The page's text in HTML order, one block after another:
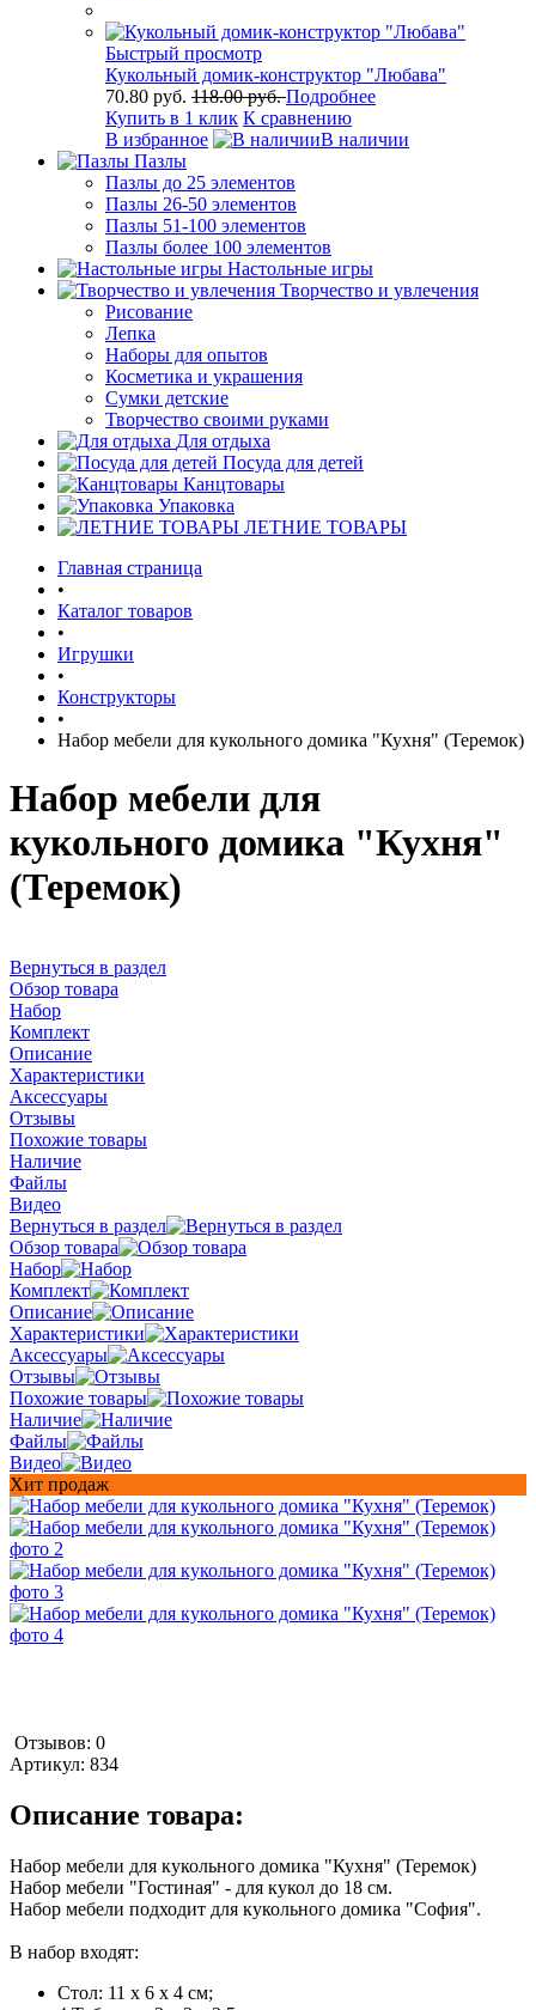
Быстрый просмотр
Кукольный домик-конструктор "Любава"
70.80 руб. 118.00 руб.Подробнее
Купить в 1 клик К сравнению
В избранное
В наличии
Пазлы
Пазлы до 25 элементов
Пазлы 26-50 элементов
Пазлы 51-100 элементов
Пазлы более 100 элементов
Настольные игры
Творчество и увлечения
Рисование
Лепка
Наборы для опытов
Косметика и украшения
Сумки детские
Творчество своими руками
Для отдыха
Посуда для детей
Канцтовары
Упаковка
ЛЕТНИЕ ТОВАРЫ
Главная страница
•
Каталог товаров
•
Игрушки
•
Конструкторы
•
Набор мебели для кукольного домика "Кухня" (Теремок)
Набор мебели для
кукольного домика "Кухня"
(Теремок)
Вернуться в раздел
Обзор товара
Набор
Комплект
Описание
Характеристики
Аксессуары
Отзывы
Похожие товары
Наличие
Файлы
Видео
Вернуться в раздел
Обзор товара
Набор
Комплект
Описание
Характеристики
Аксессуары
Отзывы
Похожие товары
Наличие
Файлы
Видео
Хит продаж
Отзывов: 0
Артикул: 834
Описание товара:
Набор мебели для кукольного домика "Кухня" (Теремок)
Набор мебели "Гостиная" - для кукол до 18 см.
Набор мебели подходит для кукольного домика "София".
В набор входят:
Стол: 11 х 6 х 4 см;